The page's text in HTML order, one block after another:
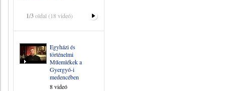
1/3oldal (18 videó)
Egyházi és
történelmi
Műemlékek a
Gyergyó-i
medencében
8 videó